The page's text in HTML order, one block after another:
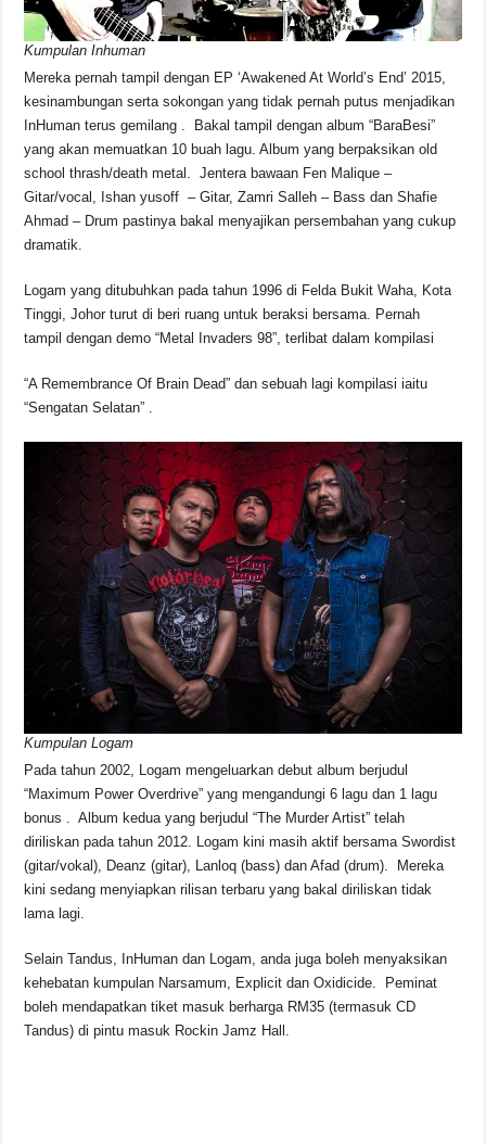
Kumpulan Inhuman
Mereka pernah tampil dengan EP ‘Awakened At World’s End’ 2015,
kesinambungan serta sokongan yang tidak pernah putus menjadikan
InHuman terus gemilang . Bakal tampil dengan album “BaraBesi”
yang akan memuatkan 10 buah lagu. Album yang berpaksikan old
school thrash/death metal. Jentera bawaan Fen Malique –
Gitar/vocal, Ishan yusoff – Gitar, Zamri Salleh – Bass dan Shafie
Ahmad – Drum pastinya bakal menyajikan persembahan yang cukup
dramatik.
Logam yang ditubuhkan pada tahun 1996 di Felda Bukit Waha, Kota
Tinggi, Johor turut di beri ruang untuk beraksi bersama. Pernah
tampil dengan demo “Metal Invaders 98”, terlibat dalam kompilasi
“A Remembrance Of Brain Dead” dan sebuah lagi kompilasi iaitu
“Sengatan Selatan” .
Kumpulan Logam
Pada tahun 2002, Logam mengeluarkan debut album berjudul
“Maximum Power Overdrive” yang mengandungi 6 lagu dan 1 lagu
bonus . Album kedua yang berjudul “The Murder Artist” telah
diriliskan pada tahun 2012. Logam kini masih aktif bersama Swordist
(gitar/vokal), Deanz (gitar), Lanloq (bass) dan Afad (drum). Mereka
kini sedang menyiapkan rilisan terbaru yang bakal diriliskan tidak
lama lagi.
Selain Tandus, InHuman dan Logam, anda juga boleh menyaksikan
kehebatan kumpulan Narsamum, Explicit dan Oxidicide. Peminat
boleh mendapatkan tiket masuk berharga RM35 (termasuk CD
Tandus) di pintu masuk Rockin Jamz Hall.